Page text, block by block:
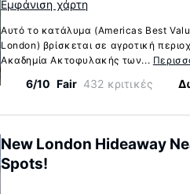
Εμφάνιση χάρτη
Αυτό το κατάλυμα (Americas Best
London) βρίσκεται σε αγροτική
Ακαδημία Ακτοφυλακής των...
6/10 Fair 432 κριτικές
New London Hideaway
Spots!